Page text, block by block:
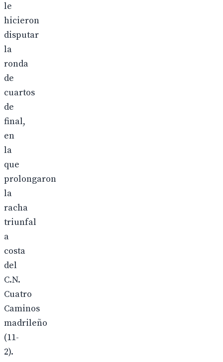
le
hicieron
disputar
la
ronda
de
cuartos
de
final,
en
la
que
prolongaron
la
racha
triunfal
a
costa
del
C.N.
Cuatro
Caminos
madrileño
(11-
2).